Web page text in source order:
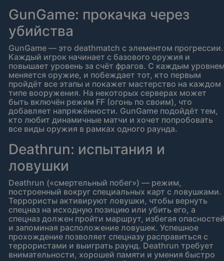
GunGame: прокачка через
убийства
GunGame — это deathmatch с элементом прогрессии.
Каждый игрок начинает с базового оружия и
повышает уровень за счёт фрагов. С каждым
меняется оружие, и побеждает тот, кто первым
пройдёт все этапы и покажет мастерство на каждом
типе вооружения. На некоторых серверах может
быть включён режим FF (огонь по своим), что
добавляет напряжённости. GunGame подойдёт тем,
кто любит динамичные матчи и хочет попробовать
все виды оружия в рамках одного раунда.
Deathrun: испытания и
ловушки
Deathrun («смертельный побег») — режим,
построенный вокруг специальных карт с ловушками.
Террористы активируют ловушки, чтобы вернуть
спецназ на исходную позицию или убить его, а
спецназ должен пройти маршрут, избегая
и запоминая расположение ловушек. Успешное
прохождение позволяет спецназу расправиться с
террористами и выиграть раунд. Deathrun требует
внимательности, хорошей памяти и умения быстро